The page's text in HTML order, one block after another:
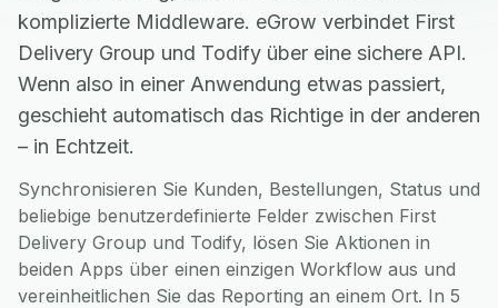
komplizierte Middleware. eGrow verbindet First
Delivery Group und Todify über eine sichere API.
Wenn also in einer Anwendung etwas passiert,
geschieht automatisch das Richtige in der anderen
– in Echtzeit.
Synchronisieren Sie Kunden, Bestellungen, Status und
beliebige benutzerdefinierte Felder zwischen First
Delivery Group und Todify, lösen Sie Aktionen in
beiden Apps über einen einzigen Workflow aus und
vereinheitlichen Sie das Reporting an einem Ort. In 5